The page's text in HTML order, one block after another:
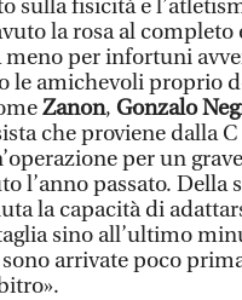
sulla fisicità e
la rosa al completo
meno per infortuni
le amichevoli proprio
Zanon, Gonzalo
che proviene dalla C
per un
l’anno passato. Della
la capacità di
sino all’ultimo
arrivate poco